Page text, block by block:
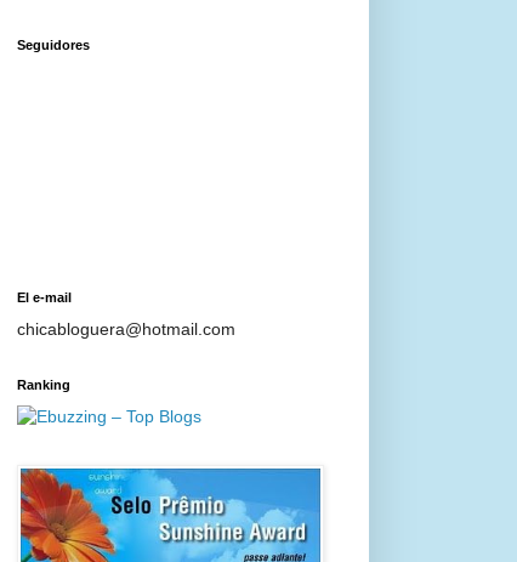
Seguidores
El e-mail
chicabloguera@hotmail.com
Ranking